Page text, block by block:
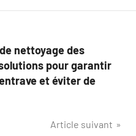
nettoyage des
pour garantir
et éviter de
Article suivant